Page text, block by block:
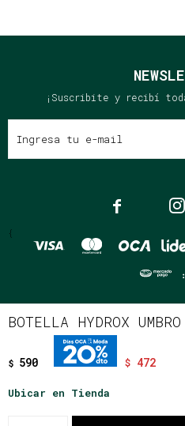
BOTELLA HYDROX
$ 590 $ 472
Ubicar en Tienda
¡Suscribite y recibí
 
{
© Copyright 2026 / Clássico